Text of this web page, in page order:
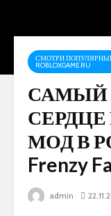
СМОТРИ
ROBLOXGAME.RU
САМЫЙ
СЕРДЦЕ
МОД В
Frenzy
admin